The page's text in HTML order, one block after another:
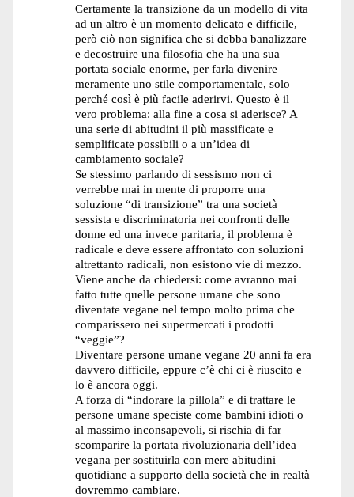
Certamente la transizione da un modello di vita
ad un altro è un momento delicato e difficile,
però ciò non significa che si debba banalizzare
e decostruire una filosofia che ha una sua
portata sociale enorme, per farla divenire
meramente uno stile comportamentale, solo
perché così è più facile aderirvi. Questo è il
vero problema: alla fine a cosa si aderisce? A
una serie di abitudini il più massificate e
semplificate possibili o a un’idea di
cambiamento sociale?
Se stessimo parlando di sessismo non ci
verrebbe mai in mente di proporre una
soluzione “di transizione” tra una società
sessista e discriminatoria nei confronti delle
donne ed una invece paritaria, il problema è
radicale e deve essere affrontato con soluzioni
altrettanto radicali, non esistono vie di mezzo.
Viene anche da chiedersi: come avranno mai
fatto tutte quelle persone umane che sono
diventate vegane nel tempo molto prima che
comparissero nei supermercati i prodotti
“veggie”?
Diventare persone umane vegane 20 anni fa era
davvero difficile, eppure c’è chi ci è riuscito e
lo è ancora oggi.
A forza di “indorare la pillola” e di trattare le
persone umane speciste come bambini idioti o
al massimo inconsapevoli, si rischia di far
scomparire la portata rivoluzionaria dell’idea
vegana per sostituirla con mere abitudini
quotidiane a supporto della società che in realtà
dovremmo cambiare.